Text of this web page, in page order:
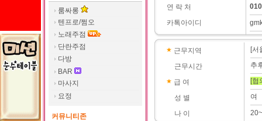
룸싸롱
텐프로/쩜오
노래주점
단란주점
다방
BAR
마사지
요정
커뮤니티존
연 락 처
카톡아이디
근무지역
근무시간
급 여
성 별
나 이
[서
추
[협
여